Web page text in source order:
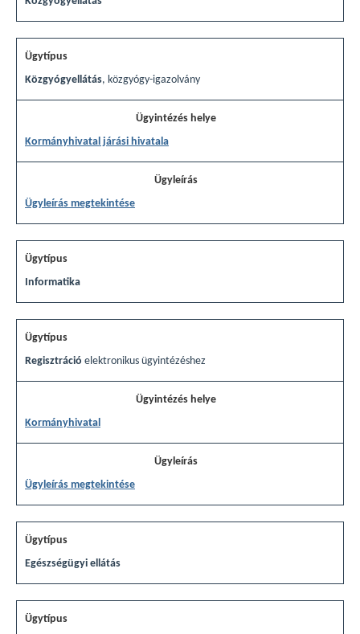
Közgyógyellátás, közgyógy-igazolvány
Kormányhivatal járási hivatala
Ügyleírás megtekintése
Informatika
Regisztráció elektronikus ügyintézéshez
Kormányhivatal
Ügyleírás megtekintése
Egészségügyi ellátás